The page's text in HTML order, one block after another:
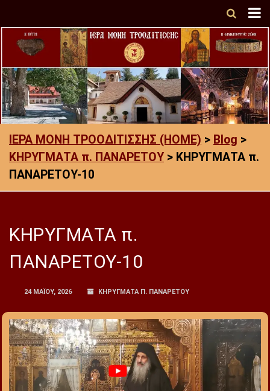
ΙΕΡΑ ΜΟΝΗ ΤΡΟΟΔΙΤΙΣΣΗΣ (HOME) > Blog >
ΚΗΡΥΓΜΑΤΑ π. ΠΑΝΑΡΕΤΟΥ > ΚΗΡΥΓΜΑΤΑ π.
ΠΑΝΑΡΕΤΟΥ-10
ΚΗΡΥΓΜΑΤΑ π.
ΠΑΝΑΡΕΤΟΥ-10
24 ΜΑΪ́ΟΥ, 2026 ΚΗΡΥΓΜΑΤΑ Π. ΠΑΝΑΡΕΤΟΥ